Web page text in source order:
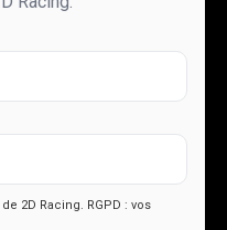
2D Racing. RGPD : vos